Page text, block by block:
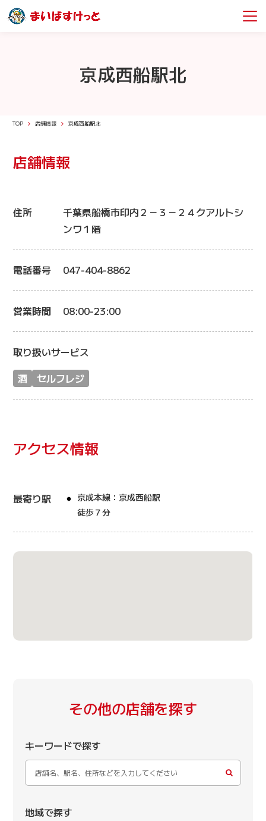
京成西船駅北
TOP 店舗情報 京成西船駅北
店舗情報
住所
千葉県船橋市印内２－３－２４クアルトシ
ンワ１階
電話番号 047-404-8862
営業時間 08:00-23:00
取り扱いサービス
酒
セルフレジ
アクセス情報
最寄り駅
京成本線：京成西船駅
徒歩７分
その他の店舗を探す
キーワードで探す
地域で探す